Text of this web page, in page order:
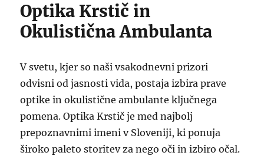
Optika Krstič in
Okulistična Ambulanta
V svetu, kjer so naši vsakodnevni prizori
odvisni od jasnosti vida, postaja izbira prave
optike in okulistične ambulante ključnega
pomena. Optika Krstič je med najbolj
prepoznavnimi imeni v Sloveniji, ki ponuja
široko paleto storitev za nego oči in izbiro očal.